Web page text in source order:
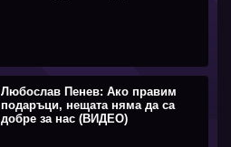
Любослав Пенев: Ако правим
подаръци, нещата няма да са
добре за нас (ВИДЕО)